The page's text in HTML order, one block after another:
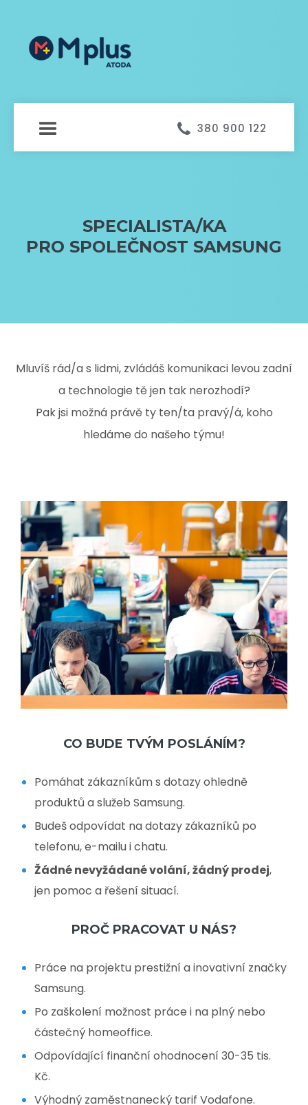
380 900 122

SPECIALISTA/KA
PRO SPOLEČNOST SAMSUNG
Mluvíš rád/a s lidmi, zvládáš komunikaci levou zadní
a technologie tě jen tak nerozhodí?
Pak jsi možná právě ty ten/ta pravý/á, koho
hledáme do našeho týmu!
CO BUDE TVÝM POSLÁNÍM?
Pomáhat zákazníkům s dotazy ohledně
produktů a služeb Samsung.
Budeš odpovídat na dotazy zákazníků po
telefonu, e-mailu i chatu.
Žádné nevyžádané volání, žádný prodej,
jen pomoc a řešení situací.
PROČ PRACOVAT U NÁS?
Práce na projektu prestižní a inovativní značky
Samsung.
Po zaškolení možnost práce i na plný nebo
částečný homeoffice.
Odpovídající finanční ohodnocení 30-35 tis.
Kč.
Výhodný zaměstnanecký tarif Vodafone.